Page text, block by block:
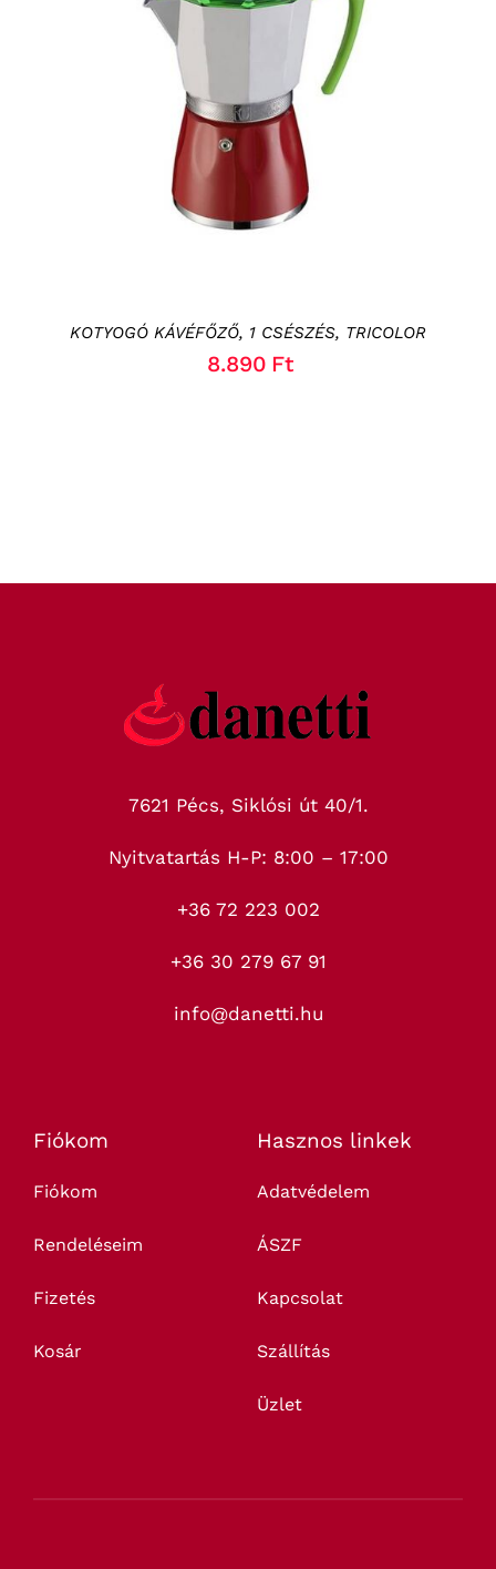
KOSÁRBA TESZEM RÉSZLETEK
KOTYOGÓ KÁVÉFŐZŐ, 1 CSÉSZÉS, TRICOLOR
8.890 Ft
7621 Pécs, Siklósi út 40/1.
Nyitvatartás H-P: 8:00 – 17:00
+36 72 223 002
+36 30 279 67 91
info@danetti.hu
Fiókom
Fiókom
Rendeléseim
Fizetés
Kosár
Hasznos linkek
Adatvédelem
ÁSZF
Kapcsolat
Szállítás
Üzlet